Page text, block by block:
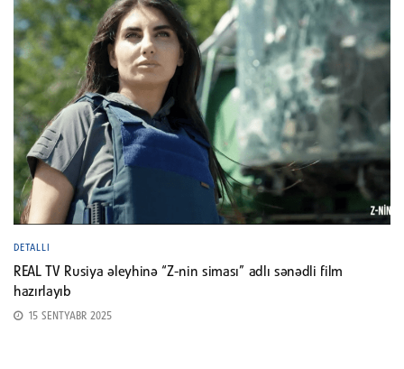
DETALLI
REAL TV Rusiya əleyhinə “Z-nin siması” adlı sənədli film
hazırlayıb
15 SENTYABR 2025